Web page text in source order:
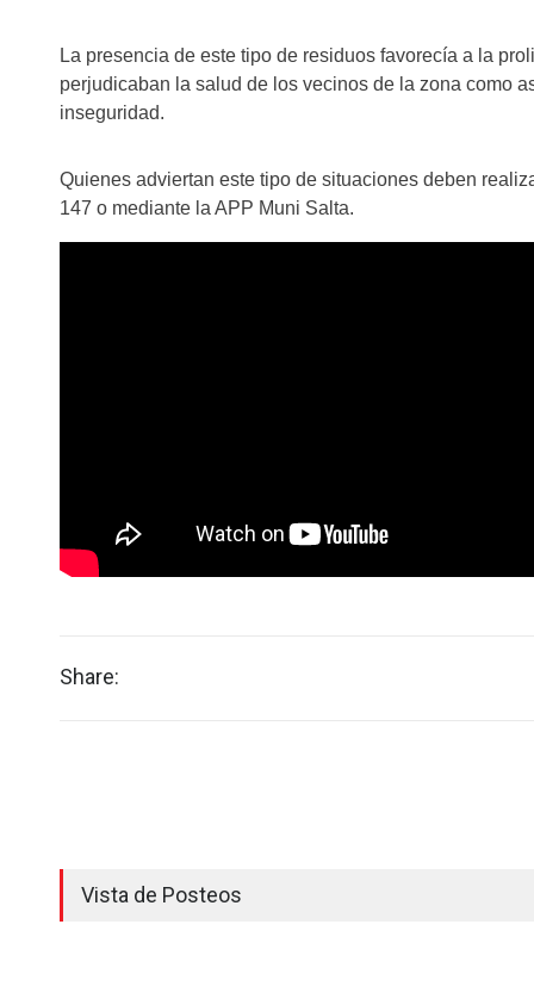
La presencia de este tipo de residuos favorecía a la
perjudicaban la salud de los vecinos de la zona como
inseguridad.
Quienes adviertan este tipo de situaciones deben
147 o mediante la APP Muni Salta.
Share:
Vista de Posteos